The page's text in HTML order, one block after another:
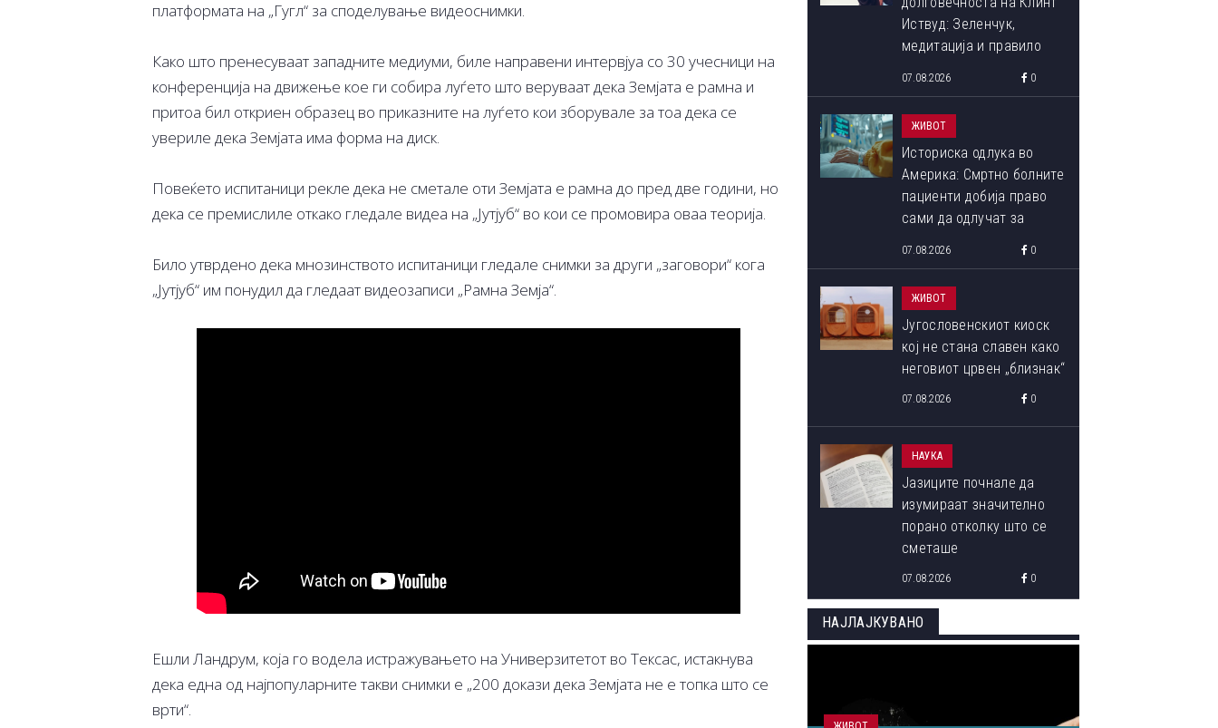
платформата на „Гугл“ за споделување видеоснимки.
Како што пренесуваат западните медиуми, биле направени интервјуа со 30 учесници на
конференција на движење кое ги собира луѓето што веруваат дека Земјата е рамна и
притоа бил откриен образец во приказните на луѓето кои зборувале за тоа дека се
увериле дека Земјата има форма на диск.
Повеќето испитаници рекле дека не сметале оти Земјата е рамна до пред две години, но
дека се премислиле откако гледале видеа на „Јутјуб“ во кои се промовира оваа теорија.
Било утврдено дека мнозинството испитаници гледале снимки за други „заговори“ кога
„Јутјуб“ им понудил да гледаат видеозаписи „Рамна Земја“.
Ешли Ландрум, која го водела истражувањето на Универзитетот во Тексас, истакнува
дека една од најпопуларните такви снимки е „200 докази дека Земјата не е топка што се
врти“.
Иствуд: Зеленчук,
медитација и правило
07.08.2026 0
ЖИВОТ
Историска одлука во
Америка: Смртно болните
пациенти добија право
сами да одлучат за
07.08.2026 0
ЖИВОТ
Југословенскиот киоск
кој не стана славен како
неговиот црвен „близнак“
07.08.2026 0
НАУКА
Јазиците почнале да
изумираат значително
порано отколку што се
сметаше
07.08.2026 0
НАЈЛАЈКУВАНО